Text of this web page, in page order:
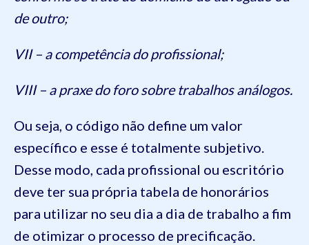
de outro;
VII – a competência do profissional;
VIII – a praxe do foro sobre trabalhos análogos.
Ou seja, o código não define um valor
específico e esse é totalmente subjetivo.
Desse modo, cada profissional ou escritório
deve ter sua própria tabela de honorários
para utilizar no seu dia a dia de trabalho a fim
de otimizar o processo de precificação.